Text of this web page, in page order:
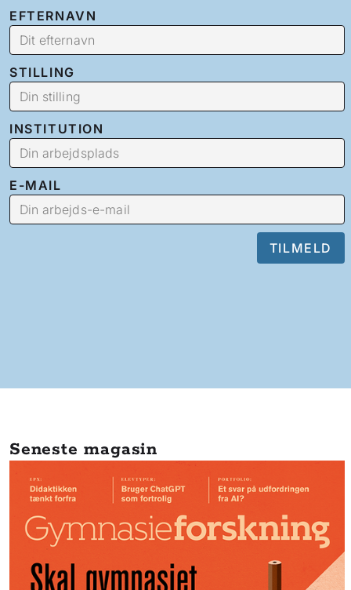
EFTERNAVN
STILLING
INSTITUTION
E-MAIL
Seneste magasin